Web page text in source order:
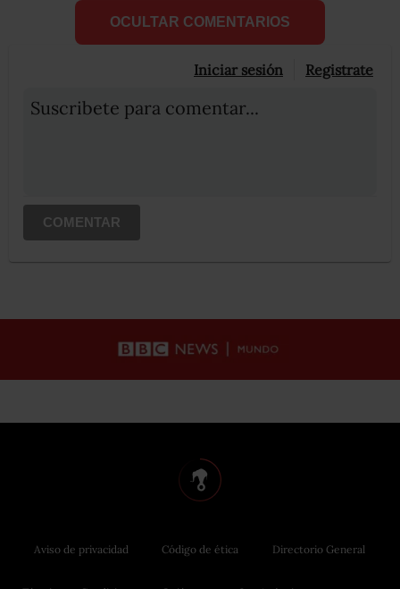
OCULTAR COMENTARIOS
Iniciar sesión Registrate
Suscribete para comentar...
COMENTAR
Aviso de privacidad Código de ética Directorio General